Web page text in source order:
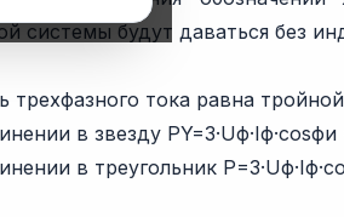
системы будут даваться без
трехфазного тока равна
в звезду PY=3·Uф·Iф·cosфи
в треугольник